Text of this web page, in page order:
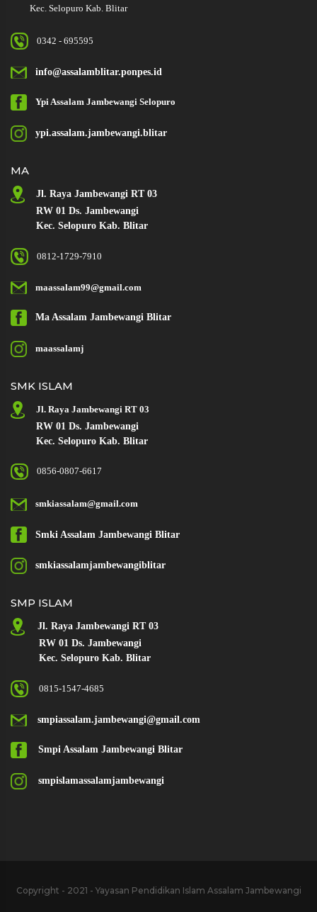
Kec. Selopuro Kab. Blitar
0342 - 695595
info@assalamblitar.ponpes.id
Ypi Assalam Jambewangi Selopuro
ypi.assalam.jambewangi.blitar
MA
Jl. Raya Jambewangi RT 03
RW 01 Ds. Jambewangi
Kec. Selopuro Kab. Blitar
0812-1729-7910
maassalam99@gmail.com
Ma Assalam Jambewangi Blitar
maassalamj
SMK ISLAM
Jl. Raya Jambewangi RT 03
RW 01 Ds. Jambewangi
Kec. Selopuro Kab. Blitar
0856-0807-6617
smkiassalam@gmail.com
Smki Assalam Jambewangi Blitar
smkiassalamjambewangiblitar
SMP ISLAM
Jl. Raya Jambewangi RT 03
RW 01 Ds. Jambewangi
Kec. Selopuro Kab. Blitar
0815-1547-4685
smpiassalam.jambewangi@gmail.com
Smpi Assalam Jambewangi Blitar
smpislamassalamjambewangi
Copyright - 2021 - Yayasan Pendidikan Islam Assalam Jambewangi